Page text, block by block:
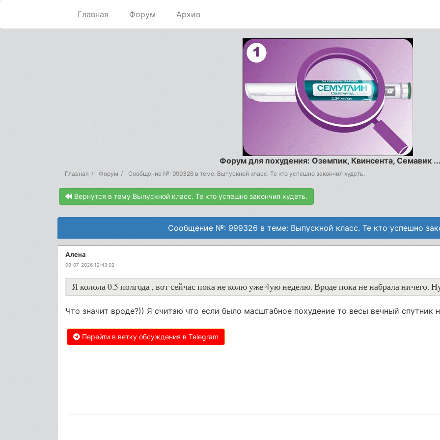
Главная Форум Архив
Форум для похудения: Оземпик, Квинсента, Семавик
Главная Форум Сообщение №: 999326 в теме: Выпускной класс. Те кто успешно закончил худеть.
Вернутся в тему Выпускной класс. Те кто успешно закончил худеть.
Сообщение №: 999326 в теме: Выпускной класс. Те кто успешно
Алена
09-07-2026 12:43:02
Я колола 0.5 полгода , вот сейчас пока не колю уже 4ую неделю. Вроде пока не набрала ничего.
Что значит вроде?)) Я считаю что если было масштабное похудение то весы вечный спутник
Перейти в ветку обсуждения в Telegram